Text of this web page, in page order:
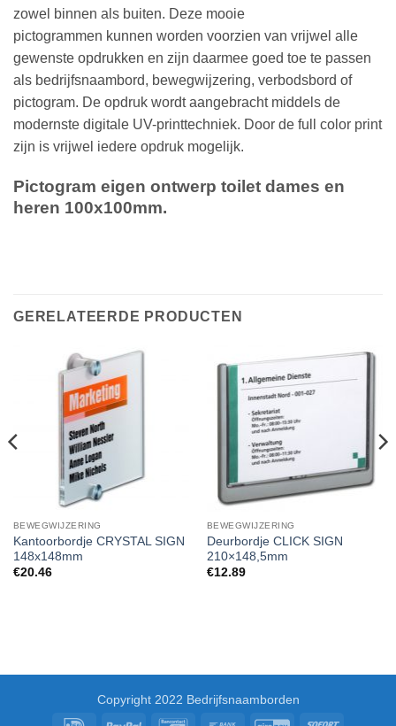
zowel binnen als buiten. Deze mooie
pictogrammen kunnen worden voorzien van vrijwel alle
gewenste opdrukken en zijn daarmee goed toe te passen
als bedrijfsnaambord, bewegwijzering, verbodsbord of
pictogram. De opdruk wordt aangebracht middels de
modernste digitale UV-printtechniek. Door de full color print
zijn is vrijwel iedere opdruk mogelijk.
Pictogram eigen ontwerp toilet dames en
heren 100x100mm.
GERELATEERDE PRODUCTEN
BEWEGWIJZERING
Kantoorbordje CRYSTAL SIGN
148x148mm
€20.46
BEWEGWIJZERING
Deurbordje CLICK SIGN
210×148,5mm
€12.89
Copyright 2022 Bedrijfsnaamborden